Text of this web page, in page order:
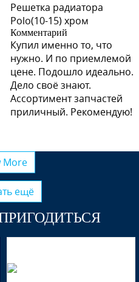
Решетка радиатора
Polo(10-15) хром
Комментарий
Купил именно то, что
нужно. И по приемлемой
цене. Подошло идеально.
Дело своё знают.
Ассортимент запчастей
приличный. Рекомендую!
More
ещё